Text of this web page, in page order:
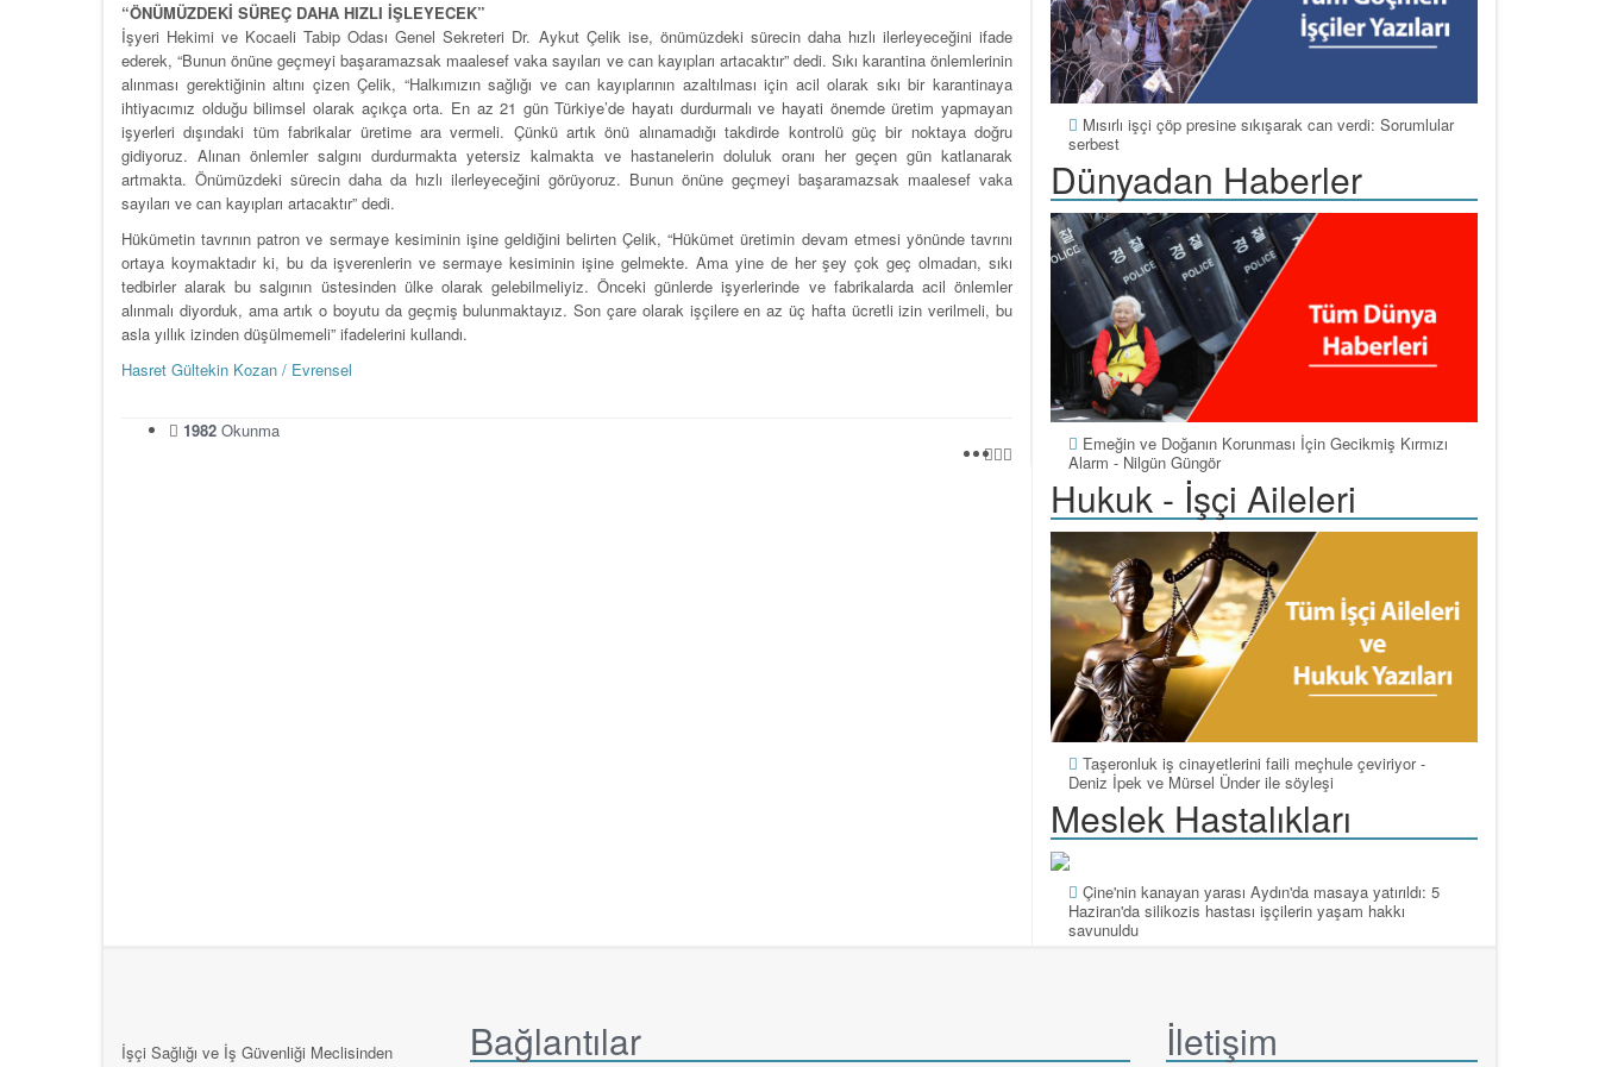
“ÖNÜMÜZDEKİ SÜREÇ DAHA HIZLI İŞLEYECEK”
İşyeri Hekimi ve Kocaeli Tabip Odası Genel Sekreteri Dr. Aykut Çelik ise, önümüzdeki sürecin daha hızlı ilerleyeceğini ifade
ederek, “Bunun önüne geçmeyi başaramazsak maalesef vaka sayıları ve can kayıpları artacaktır” dedi. Sıkı karantina önlemlerinin
alınması gerektiğinin altını çizen Çelik, “Halkımızın sağlığı ve can kayıplarının azaltılması için acil olarak sıkı bir karantinaya
ihtiyacımız olduğu bilimsel olarak açıkça orta. En az 21 gün Türkiye’de hayatı durdurmalı ve hayati önemde üretim yapmayan
işyerleri dışındaki tüm fabrikalar üretime ara vermeli. Çünkü artık önü alınamadığı takdirde kontrolü güç bir noktaya doğru
gidiyoruz. Alınan önlemler salgını durdurmakta yetersiz kalmakta ve hastanelerin doluluk oranı her geçen gün katlanarak
artmakta. Önümüzdeki sürecin daha da hızlı ilerleyeceğini görüyoruz. Bunun önüne geçmeyi başaramazsak maalesef vaka
sayıları ve can kayıpları artacaktır” dedi.
Hükümetin tavrının patron ve sermaye kesiminin işine geldiğini belirten Çelik, “Hükümet üretimin devam etmesi yönünde tavrını
ortaya koymaktadır ki, bu da işverenlerin ve sermaye kesiminin işine gelmekte. Ama yine de her şey çok geç olmadan, sıkı
tedbirler alarak bu salgının üstesinden ülke olarak gelebilmeliyiz. Önceki günlerde işyerlerinde ve fabrikalarda acil önlemler
alınmalı diyorduk, ama artık o boyutu da geçmiş bulunmaktayız. Son çare olarak işçilere en az üç hafta ücretli izin verilmeli, bu
asla yıllık izinden düşülmemeli” ifadelerini kullandı.
Hasret Gültekin Kozan / Evrensel
1982 Okunma
Mısırlı işçi çöp presine sıkışarak can verdi: Sorumlular
serbest
Dünyadan Haberler
Emeğin ve Doğanın Korunması İçin Gecikmiş Kırmızı
Alarm - Nilgün Güngör
Hukuk - İşçi Aileleri
Taşeronluk iş cinayetlerini faili meçhule çeviriyor -
Deniz İpek ve Mürsel Ünder ile söyleşi
Meslek Hastalıkları
Çine'nin kanayan yarası Aydın'da masaya yatırıldı: 5
Haziran'da silikozis hastası işçilerin yaşam hakkı
savunuldu
İşçi Sağlığı ve İş Güvenliği Meclisinden
Bağlantılar İletişim